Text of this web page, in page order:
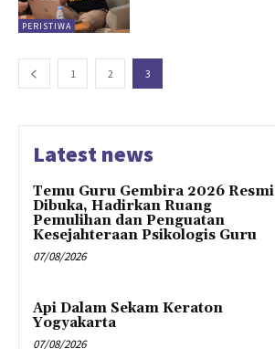
PERISTIWA
1 2 3
Latest news
Temu Guru Gembira 2026 Resmi
Dibuka, Hadirkan Ruang
Pemulihan dan Penguatan
Kesejahteraan Psikologis Guru
07/08/2026
Api Dalam Sekam Keraton
Yogyakarta
07/08/2026